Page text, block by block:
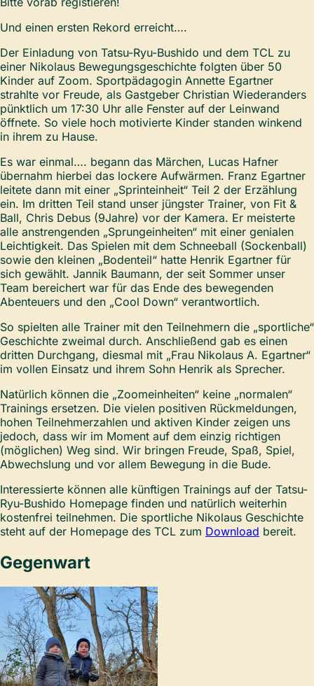
Und einen ersten Rekord erreicht….
Der Einladung von Tatsu-Ryu-Bushido und dem TCL zu
einer Nikolaus Bewegungsgeschichte folgten über 50
Kinder auf Zoom. Sportpädagogin Annette Egartner
strahlte vor Freude, als Gastgeber Christian Wiederanders
pünktlich um 17:30 Uhr alle Fenster auf der Leinwand
öffnete. So viele hoch motivierte Kinder standen winkend
in ihrem zu Hause.
Es war einmal…. begann das Märchen, Lucas Hafner
übernahm hierbei das lockere Aufwärmen. Franz Egartner
leitete dann mit einer „Sprinteinheit“ Teil 2 der Erzählung
ein. Im dritten Teil stand unser jüngster Trainer, von Fit &
Ball, Chris Debus (9Jahre) vor der Kamera. Er meisterte
alle anstrengenden „Sprungeinheiten“ mit einer genialen
Leichtigkeit. Das Spielen mit dem Schneeball (Sockenball)
sowie den kleinen „Bodenteil“ hatte Henrik Egartner für
sich gewählt. Jannik Baumann, der seit Sommer unser
Team bereichert war für das Ende des bewegenden
Abenteuers und den „Cool Down“ verantwortlich.
So spielten alle Trainer mit den Teilnehmern die „sportliche“
Geschichte zweimal durch. Anschließend gab es einen
dritten Durchgang, diesmal mit „Frau Nikolaus A. Egartner“
im vollen Einsatz und ihrem Sohn Henrik als Sprecher.
Natürlich können die „Zoomeinheiten“ keine „normalen“
Trainings ersetzen. Die vielen positiven Rückmeldungen,
hohen Teilnehmerzahlen und aktiven Kinder zeigen uns
jedoch, dass wir im Moment auf dem einzig richtigen
(möglichen) Weg sind. Wir bringen Freude, Spaß, Spiel,
Abwechslung und vor allem Bewegung in die Bude.
Interessierte können alle künftigen Trainings auf der Tatsu-
Ryu-Bushido Homepage finden und natürlich weiterhin
kostenfrei teilnehmen. Die sportliche Nikolaus Geschichte
steht auf der Homepage des TCL zum Download bereit.
Gegenwart